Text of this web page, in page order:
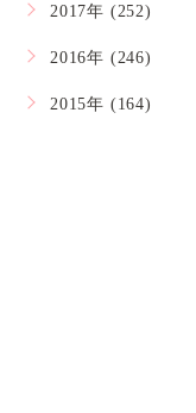
2017年 (252)
2016年 (246)
2015年 (164)